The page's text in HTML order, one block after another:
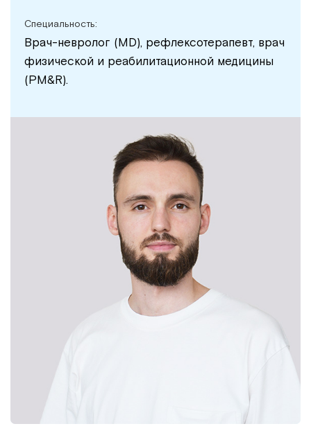
Специальность:
Врач-невролог (MD), рефлексотерапевт, врач
физической и реабилитационной медицины
(PM&R).